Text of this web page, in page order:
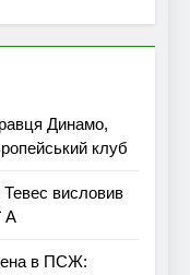
Динамо,
клуб
висловив
А
в ПСЖ: